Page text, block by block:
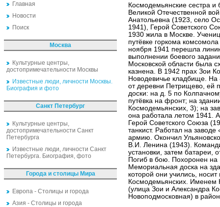
Главная
Новости
Поиск
Москва
Культурные центры,
достопримечательности Москвы
Известные люди, личности Москвы.
Биография и фото
Санкт Петербург
Культурные центры,
достопримечательности Санкт
Петербурга
Известные люди, личности Санкт
Петербурга. Биография, фото
Города и столицы Мира
Европа - Столицы и города
Азия - Столицы и города
Космодемьянские сестра и
Великой Отечественной
Анатольевна (1923, село
1941), Герой Советского
1930 жила в Москве.
путёвке горкома
ноября 1941 перешла
выполнении боевого
Московской области была
казнена. В 1942 прах Зои
Новодевичье кладбище.
от деревни Петрищево, ей
доски: на д. 5 по
путёвка на фронт; на
Космодемьянских, 3); на
она работала летом 1941.
Герой Советского Союза
танкист. Работал на
армию. Окончил
В.И. Ленина (1943).
установки, затем батареи,
Погиб в бою. Похоронен
Мемориальная доска на
которой они учились,
Космодемьянских. Именем
(улица Зои и Александра
Новоподмосковная) в